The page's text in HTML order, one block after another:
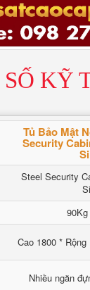
KỸ
Tủ Bảo Mật
Security
Steel Security
Cao 1800 *
Nhiều ngăn